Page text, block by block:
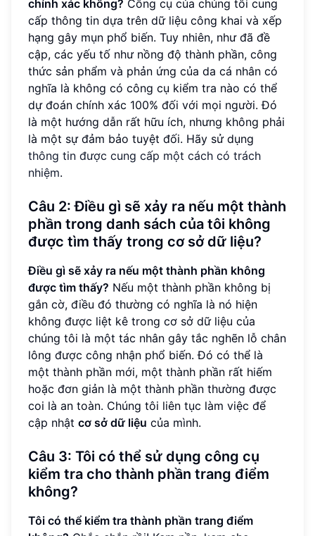
chính xác không? Công cụ của chúng tôi cung
cấp thông tin dựa trên dữ liệu công khai và xếp
hạng gây mụn phổ biến. Tuy nhiên, như đã đề
cập, các yếu tố như nồng độ thành phần, công
thức sản phẩm và phản ứng của da cá nhân có
nghĩa là không có công cụ kiểm tra nào có thể
dự đoán chính xác 100% đối với mọi người. Đó
là một hướng dẫn rất hữu ích, nhưng không phải
là một sự đảm bảo tuyệt đối. Hãy sử dụng
thông tin được cung cấp một cách có trách
nhiệm.
Câu 2: Điều gì sẽ xảy ra nếu một thành
phần trong danh sách của tôi không
được tìm thấy trong cơ sở dữ liệu?
Điều gì sẽ xảy ra nếu một thành phần không
được tìm thấy? Nếu một thành phần không bị
gắn cờ, điều đó thường có nghĩa là nó hiện
không được liệt kê trong cơ sở dữ liệu của
chúng tôi là một tác nhân gây tắc nghẽn lỗ chân
lông được công nhận phổ biến. Đó có thể là
một thành phần mới, một thành phần rất hiếm
hoặc đơn giản là một thành phần thường được
coi là an toàn. Chúng tôi liên tục làm việc để
cập nhật cơ sở dữ liệu của mình.
Câu 3: Tôi có thể sử dụng công cụ
kiểm tra cho thành phần trang điểm
không?
Tôi có thể kiểm tra thành phần trang điểm